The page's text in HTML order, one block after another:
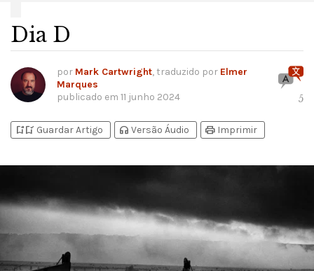
Dia D
por Mark Cartwright, traduzido por Elmer
Marques
publicado em 11 junho 2024 5
bookmark_addbookmark_added Guardar Artigo headphones Versão Áudio print Imprimir